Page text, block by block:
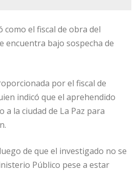
como el fiscal de obra del
encuentra bajo sospecha de
por el fiscal de
indicó que el aprehendido
a la ciudad de La Paz para
de que el investigado no se
Público pese a estar